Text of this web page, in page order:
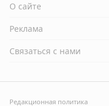
О сайте
Реклама
Связаться с нами
Редакционная политика